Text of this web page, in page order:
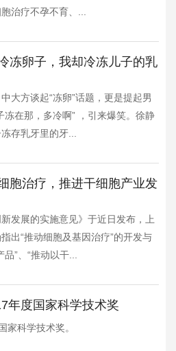
治疗不孕不育、...
冻卵子，我却冷冻儿子的乳
大方谈起“冻卵”话题，更是提起男
冻在那，多冷啊” ，引来爆笑。徐静
存乳牙里的牙...
胞治疗，推进干细胞产业发
发展的实施意见》于近日发布，上
出“推动细胞及基因治疗”的开发与
”、“推动以干...
年度国家科学技术奖
家科学技术奖。